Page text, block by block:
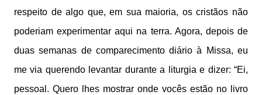
respeito de algo que, em sua maioria, os cristãos não
poderiam experimentar aqui na terra. Agora, depois de
duas semanas de comparecimento diário à Missa, eu
me via querendo levantar durante a liturgia e dizer: “Ei,
pessoal. Quero lhes mostrar onde vocês estão no livro